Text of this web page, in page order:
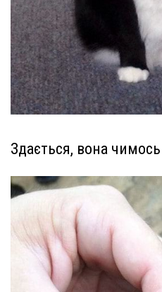
Здається, вона